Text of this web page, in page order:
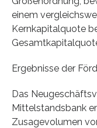
einem
Kernkapitalquote
Ergebnisse der
Das
Mittelstandsbank
Zusagevolumen